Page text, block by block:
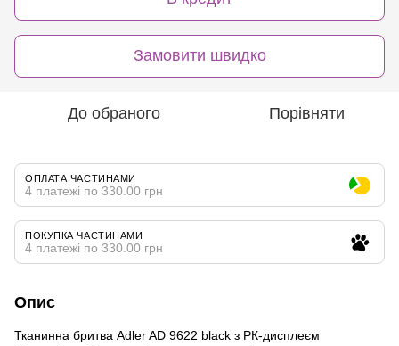
Замовити швидко
До обраного Порівняти
ОПЛАТА ЧАСТИНАМИ
4 платежі по 330.00 грн
ПОКУПКА ЧАСТИНАМИ
4 платежі по 330.00 грн
Опис
Тканинна бритва Adler AD 9622 black з РК-дисплеєм